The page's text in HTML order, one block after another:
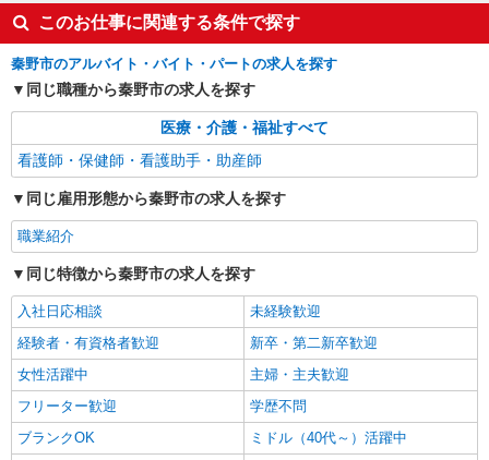
派遣社員
株式会社kotrio /●YK-H-2093918
善は急げ≫≫≫履歴書不要＆面接なし！駅チカ
病院で看護助手急募
時給1600円〜2250円 ＜日払い有/週払い有/交
通費全支給(ガソリン代含む)＞
秦野市 【最寄駅：秦野】
このお仕事に関連する条件で探す
秦野市のアルバイト・バイト・パートの求人を探す
同じ職種から秦野市の求人を探す
医療・介護・福祉すべて
看護師・保健師・看護助手・助産師
同じ雇用形態から秦野市の求人を探す
職業紹介
同じ特徴から秦野市の求人を探す
入社日応相談
未経験歓迎
経験者・有資格者歓迎
新卒・第二新卒歓迎
女性活躍中
主婦・主夫歓迎
フリーター歓迎
学歴不問
ブランクOK
ミドル（40代～）活躍中